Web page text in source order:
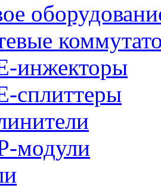
инжекторы
сплиттеры
модули